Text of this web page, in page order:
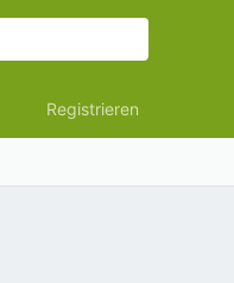
Registrieren